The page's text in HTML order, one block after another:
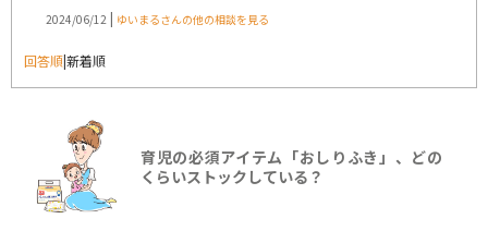
2024/06/12 | ゆいまるさんの他の相談を見る
回答順|新着順
育児の必須アイテム「おしりふき」、どの
くらいストックしている？